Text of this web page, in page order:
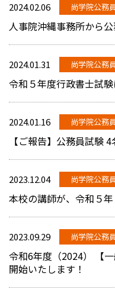
2024.02.06 尚学院公務
人事院沖縄事務所から
2024.01.31 尚学院公務
令和５年度行政書士試験
2024.01.16 尚学院公務
【ご報告】公務員試験
2023.12.04 尚学院公務
本校の講師が、令和５
2023.09.29 尚学院公務
令和6年度（2024） 【
開始いたします！